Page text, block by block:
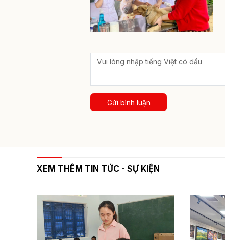
Gửi bình luận
XEM THÊM TIN TỨC - SỰ KIỆN